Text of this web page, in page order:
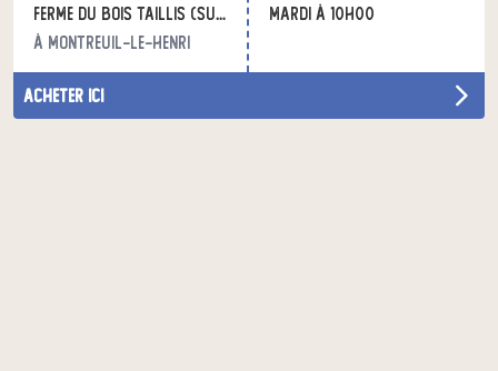
Ferme du Bois Taillis (sur Rendez vous)
à Montreuil-le-Henri
mardi à 10h00
acheter ici